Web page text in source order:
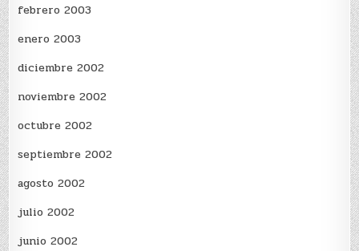
febrero 2003
enero 2003
diciembre 2002
noviembre 2002
octubre 2002
septiembre 2002
agosto 2002
julio 2002
junio 2002